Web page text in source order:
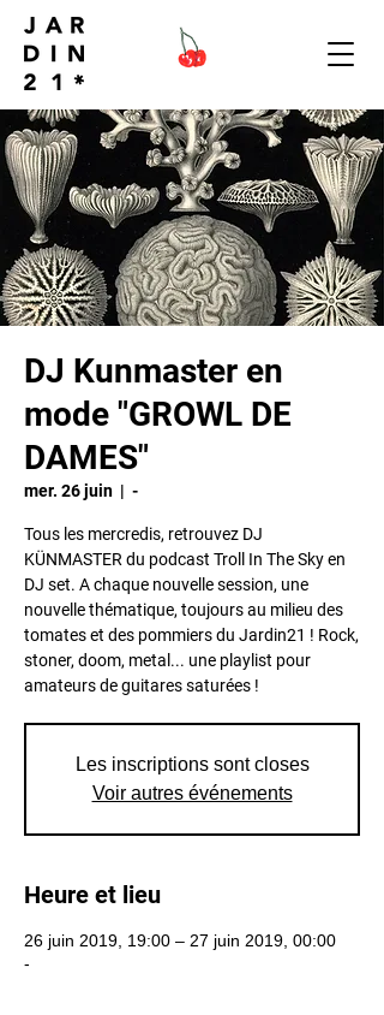
DJ Kunmaster en
mode "GROWL DE
DAMES"
mer. 26 juin
  |
-
Tous les mercredis, retrouvez DJ
KÜNMASTER du podcast Troll In The Sky en
DJ set. A chaque nouvelle session, une
nouvelle thématique, toujours au milieu des
tomates et des pommiers du Jardin21 ! Rock,
stoner, doom, metal... une playlist pour
amateurs de guitares saturées !
Les inscriptions sont closes
Voir autres événements
Heure et lieu
26 juin 2019, 19:00 – 27 juin 2019, 00:00
-